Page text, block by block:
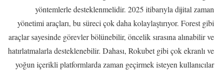
yöntemlerle desteklenmelidir. 2025 itibarıyla dijital zaman
yönetimi araçları, bu süreci çok daha kolaylaştırıyor. Forest gibi
araçlar sayesinde görevler bölünebilir, öncelik sırasına alınabilir ve
hatırlatmalarla desteklenebilir. Dahası, Rokubet gibi çok ekranlı ve
yoğun içerikli platformlarda zaman geçirmek isteyen kullanıcılar